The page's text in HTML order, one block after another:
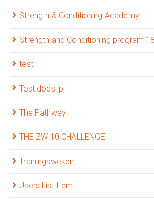
Strength & Conditioning Academy
Strength and Conditioning program
test
Test docs jp
The Pathway
THE ZW 10 CHALLENGE
Trainingsweken
Users List Item